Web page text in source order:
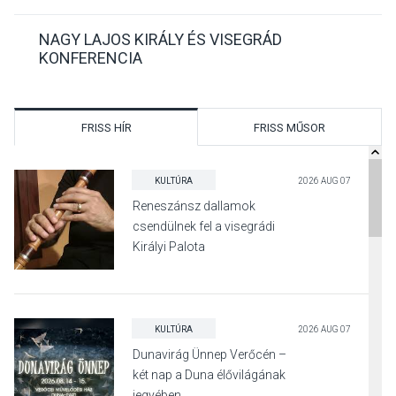
NAGY LAJOS KIRÁLY ÉS VISEGRÁD
KONFERENCIA
FRISS HÍR FRISS MŰSOR
KULTÚRA 2026 AUG 07
Reneszánsz dallamok
csendülnek fel a visegrádi
Királyi Palota
KULTÚRA 2026 AUG 07
Dunavirág Ünnep Verőcén –
két nap a Duna élővilágának